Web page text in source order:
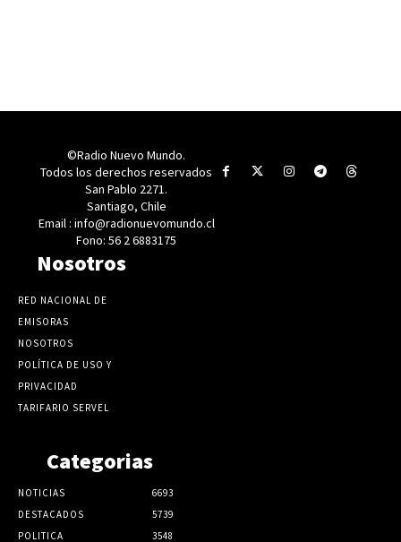
©Radio Nuevo Mundo.
Todos los derechos reservados
San Pablo 2271.
Santiago, Chile
Email : info@radionuevomundo.cl
Fono: 56 2 6883175
Nosotros
RED NACIONAL DE
EMISORAS
NOSOTROS
POLÍTICA DE USO Y
PRIVACIDAD
TARIFARIO SERVEL
Categorias
NOTICIAS
6693
DESTACADOS
5739
POLITICA
3548